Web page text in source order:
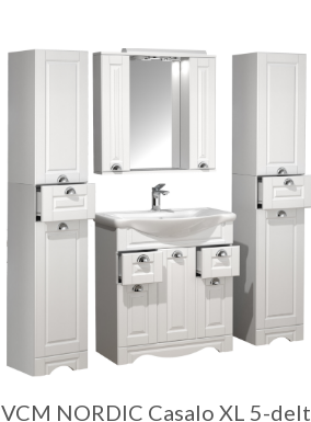
VCM NORDIC Casalo XL 5-delt